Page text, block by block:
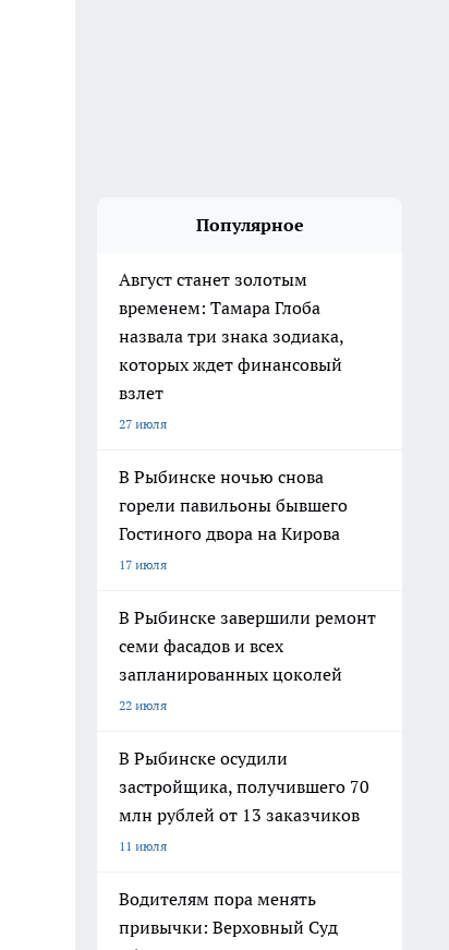
Популярное
Август станет золотым
временем: Тамара Глоба
назвала три знака зодиака,
которых ждет финансовый
взлет
27 июля
В Рыбинске ночью снова
горели павильоны бывшего
Гостиного двора на Кирова
17 июля
В Рыбинске завершили ремонт
семи фасадов и всех
запланированных цоколей
22 июля
В Рыбинске осудили
застройщика, получившего 70
млн рублей от 13 заказчиков
11 июля
Водителям пора менять
привычки: Верховный Суд